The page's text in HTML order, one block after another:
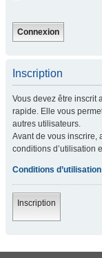
Inscription
Vous devez être inscrit
rapide. Elle vous
autres utilisateurs.
Avant de vous inscrire,
conditions d’utilisation
Conditions d’utilisation
Inscription